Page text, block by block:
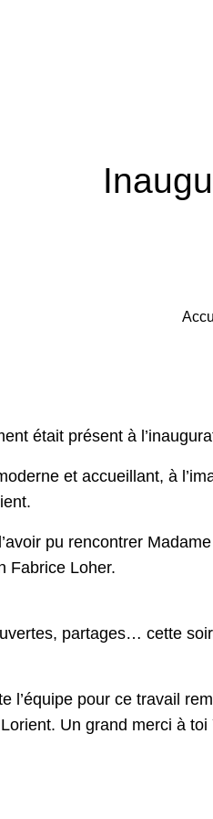
était présent à
et accueillant, à
pu rencontrer
Fabrice Loher.
partages… cette
l’équipe pour ce travail
Un grand merci à